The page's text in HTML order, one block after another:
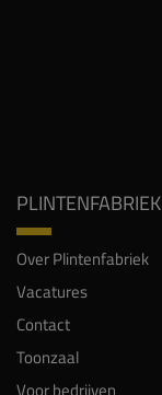
PLINTENFABRIEK
Over Plintenfabriek
Vacatures
Contact
Toonzaal